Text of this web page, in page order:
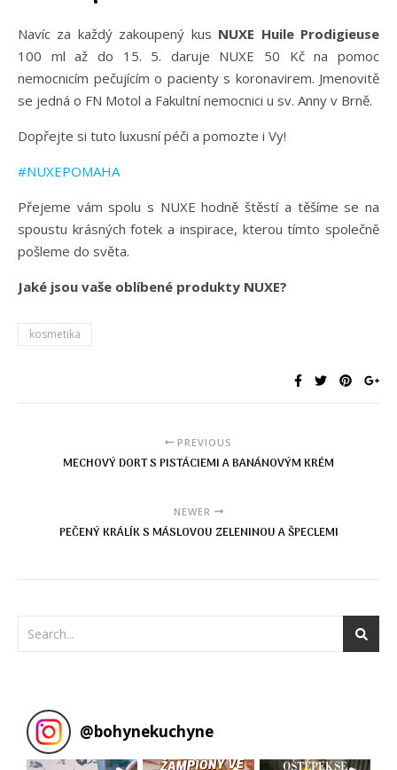
Navíc za každý zakoupený kus NUXE Huile Prodigieuse
100 ml až do 15. 5. daruje NUXE 50 Kč na pomoc
nemocnicím pečujícím o pacienty s koronavirem. Jmenovitě
se jedná o FN Motol a Fakultní nemocnici u sv. Anny v Brně.
Dopřejte si tuto luxusní péči a pomozte i Vy!
#NUXEPOMAHA
Přejeme vám spolu s NUXE hodně štěstí a těšíme se na
spoustu krásných fotek a inspirace, kterou tímto společně
pošleme do světa. ⠀
Jaké jsou vaše oblíbené produkty NUXE?
kosmetika
PREVIOUS
MECHOVÝ DORT S PISTÁCIEMI A BANÁNOVÝM KRÉM
NEWER
PEČENÝ KRÁLÍK S MÁSLOVOU ZELENINOU A ŠPECLEMI
@bohynekuchyne